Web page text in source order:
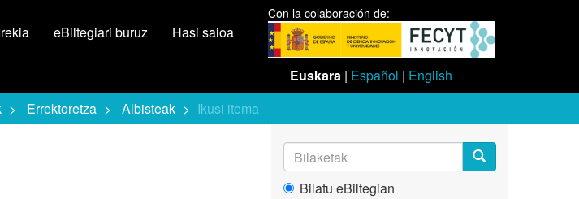
Con la colaboración de:
Euskara | Español | English
eBiltegiari buruz Hasi saioa
Errektoretza Albisteak Ikusi itema
Bilatu eBiltegian